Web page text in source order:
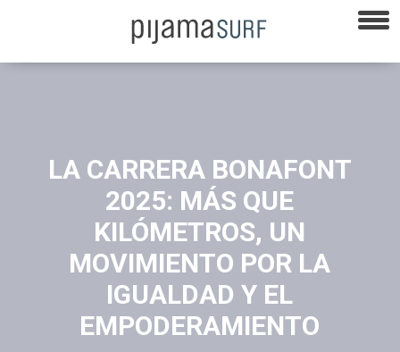
LA CARRERA BONAFONT
2025: MÁS QUE
KILÓMETROS, UN
MOVIMIENTO POR LA
IGUALDAD Y EL
EMPODERAMIENTO